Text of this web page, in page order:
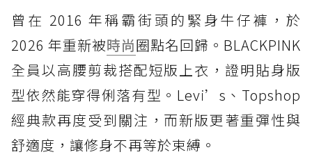
曾在 2016 年稱霸街頭的緊身牛仔褲，於
2026 年重新被時尚圈點名回歸。BLACKPINK
全員以高腰剪裁搭配短版上衣，證明貼身版
型依然能穿得俐落有型。Levi’s、Topshop
經典款再度受到關注，而新版更著重彈性與
舒適度，讓修身不再等於束縛。